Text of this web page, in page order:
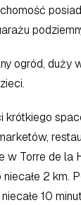
ogród, duży
krótkiego
w Torre de la
2 km.
10